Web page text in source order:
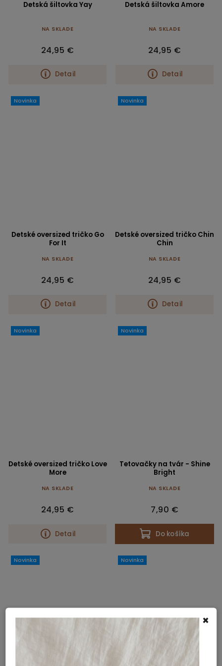
Detská šiltovka Yay
NA SKLADE
24,95 €
Detail
Detská šiltovka Amore
NA SKLADE
24,95 €
Detail
Novinka
Detské oversized tričko Go
For It
NA SKLADE
24,95 €
Detail
Novinka
Detské oversized tričko Chin
Chin
NA SKLADE
24,95 €
Detail
Novinka
Detské oversized tričko Love
More
NA SKLADE
24,95 €
Detail
Novinka
Tetovačky na tvár - Shine
Bright
NA SKLADE
7,90 €
Do košíka
Novinka Novinka
×